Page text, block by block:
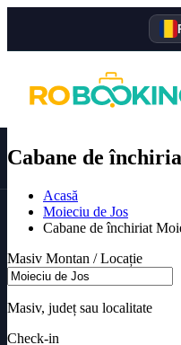
Cabane de
Acasă
Moieciu de Jos
Cabane de închiriat
Masiv Montan / Locație
Masiv, județ sau localitate
Check-in